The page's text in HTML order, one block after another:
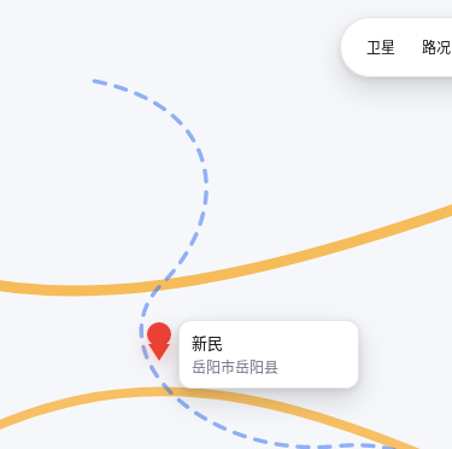
新民
岳阳市岳阳县
卫星 路况